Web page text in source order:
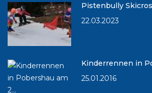
Pistenbully
22.03.2023
Kinderrennen in
25.01.2016